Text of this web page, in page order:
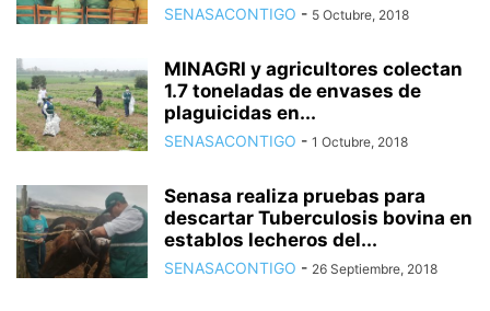
SENASACONTIGO - 5 Octubre, 2018
MINAGRI y agricultores colectan
1.7 toneladas de envases de
plaguicidas en...
SENASACONTIGO - 1 Octubre, 2018
Senasa realiza pruebas para
descartar Tuberculosis bovina en
establos lecheros del...
SENASACONTIGO - 26 Septiembre, 2018